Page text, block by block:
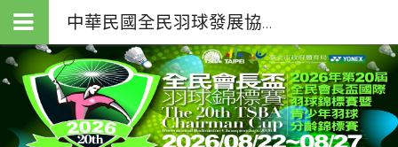
中華民國全民羽球發展協會（T.S.B.A.）